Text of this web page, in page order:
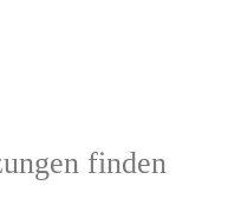
finden